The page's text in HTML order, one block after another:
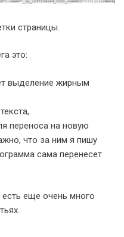
страницы.
это:
выделение жирным
переноса на новую
что за ним я пишу
сама перенесет
еще очень много